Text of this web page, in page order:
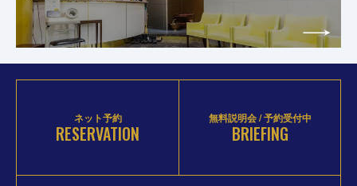
ネット予約
RESERVATION
無料説明会 / 予約受付中
BRIEFING